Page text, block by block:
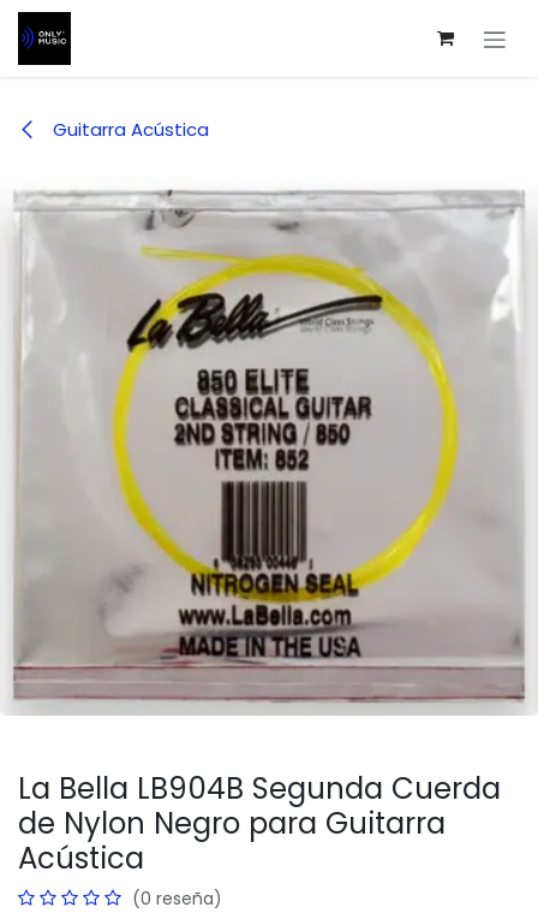
Ir al contenido
Guitarra Acústica
La Bella LB904B Segunda Cuerda
de Nylon Negro para Guitarra
Acústica
(0 reseña)